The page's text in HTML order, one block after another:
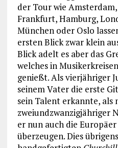
der Tour wie
Frankfurt, Hamburg,
München oder Oslo
ersten Blick zwar klein
Blick adelt es aber das
welches in
genießt. Als vierjähriger
seinem Vater die erste
sein Talent erkannte, als
zweiundzwanzigjähriger
er nun auch die
überzeugen. Dies